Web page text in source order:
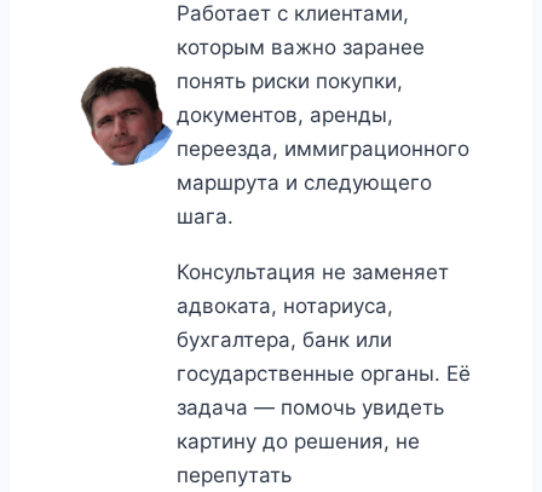
Работает с клиентами,
которым важно заранее
понять риски покупки,
документов, аренды,
переезда, иммиграционного
маршрута и следующего
шага.
Консультация не заменяет
адвоката, нотариуса,
бухгалтера, банк или
государственные органы. Её
задача — помочь увидеть
картину до решения, не
перепутать